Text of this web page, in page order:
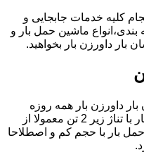
کلیه خدمات جابجایی و
ماشین حمل بار و
بار داورزن بار بخواهید.
داورزن بار همه روزه
انجام می شود.برای حمل و جابجایی بار با تناژ زیر 2 تن معمولا از
بار با حجم کم و اصطلاحا